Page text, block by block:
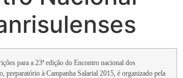
para a 23ª edição do Encontro nacional dos
preparatório à Campanha Salarial 2015, é organizado pela